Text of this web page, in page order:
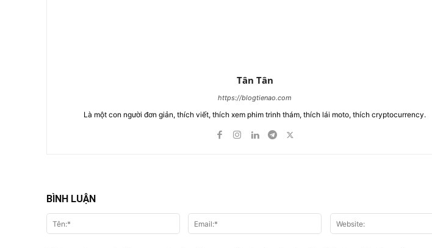
Tân Tân
https://blogtienao.com
Là một con người đơn giản, thích viết, thích xem phim trinh thám, thích lái moto, thích cryptocurrency.
BÌNH LUẬN
Tên:* Email:*